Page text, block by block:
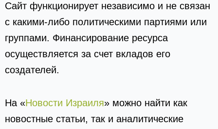
Сайт функционирует независимо и не связан
с какими-либо политическими партиями или
группами. Финансирование ресурса
осуществляется за счет вкладов его
создателей.
На «Новости Израиля» можно найти как
новостные статьи, так и аналитические